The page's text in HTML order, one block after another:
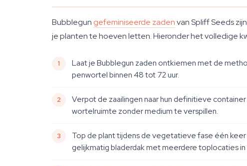
Bubblegun gefeminiseerde zadenvan Spliff Seeds
je planten te hoeven letten. Hieronder het volledige
Laat je Bubblegun zaden ontkiemen met de
penwortel binnen 48 tot 72 uur.
Verpot de zaailingen naar hun definitieve
wortelruimte zonder medium te verspillen.
Top de plant tijdens de vegetatieve fase één
gelijkmatig bladerdak met meerdere toplocaties